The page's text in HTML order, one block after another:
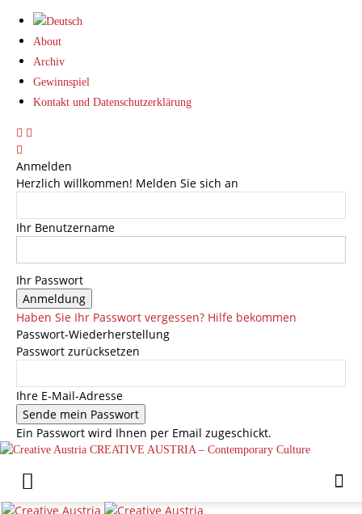
About
Archiv
Gewinnspiel
Kontakt und Datenschutzerklärung
Anmelden
Herzlich willkommen! Melden Sie sich an
Ihr Benutzername
Ihr Passwort
Haben Sie Ihr Passwort vergessen? Hilfe bekommen
Passwort-Wiederherstellung
Passwort zurücksetzen
Ihre E-Mail-Adresse
Ein Passwort wird Ihnen per Email zugeschickt.
CREATIVE AUSTRIA – Contemporary Culture